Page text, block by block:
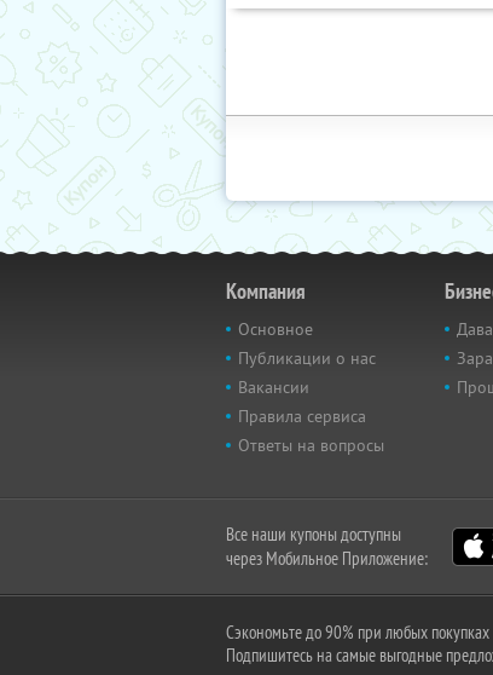
Компания
Основное
Публикации о нас
Вакансии
Правила сервиса
Ответы на вопросы
Все наши купоны доступны
через Мобильное Приложение:
Сэкономьте до 90% при любых покупках
Подпишитесь на самые выгодные